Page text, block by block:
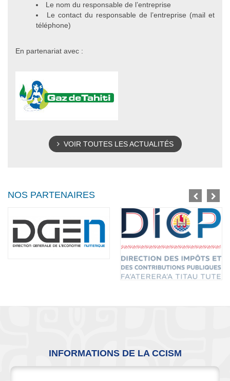
Le nom du responsable de l’entreprise
Le contact du responsable de l’entreprise (mail et
téléphone)
En partenariat avec :
VOIR TOUTES LES ACTUALITÉS
NOS PARTENAIRES
INFORMATIONS DE LA CCISM